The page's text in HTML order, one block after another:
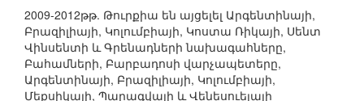
2009-2012թթ. Թուրքիա են այցելել Արգենտինայի,
Բրազիլիայի, Կոլումբիայի, Կոստա Ռիկայի, Սենտ
Վինսենտի և Գրենադների նախագահները,
Բահամների, Բարբադոսի վարչապետերը,
Արգենտինայի, Բրազիլիայի, Կոլումբիայի,
Մեքսիկայի, Պարագվայի և Վենեսուելայի